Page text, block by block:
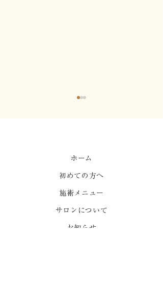
はりって痛くないです
ホーム
初めての方へ
施術メニュー
サロンについて
お知らせ